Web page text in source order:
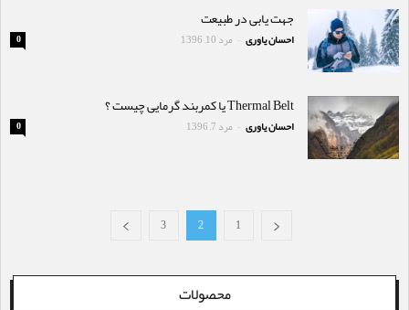
جهت یابی در طبیعت
احسان یاوری - مرد 10, 1396 0
Thermal Belt یا کمربند گرمایی چیست ؟
احسان یاوری - مرد 7, 1396 0
1
2
3
محصولات